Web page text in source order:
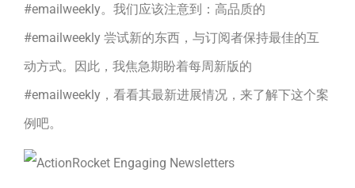
#emailweekly。我们应该注意到：高品质的
#emailweekly 尝试新的东西，与订阅者保持最佳的互
动方式。因此，我焦急期盼着每周新版的
#emailweekly，看看其最新进展情况，来了解下这个案
例吧。